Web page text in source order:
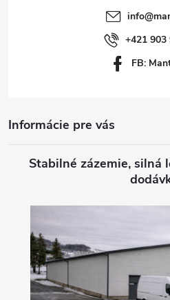
info@
+421 903
FB:
Informácie pre vás
Stabilné zázemie, silná